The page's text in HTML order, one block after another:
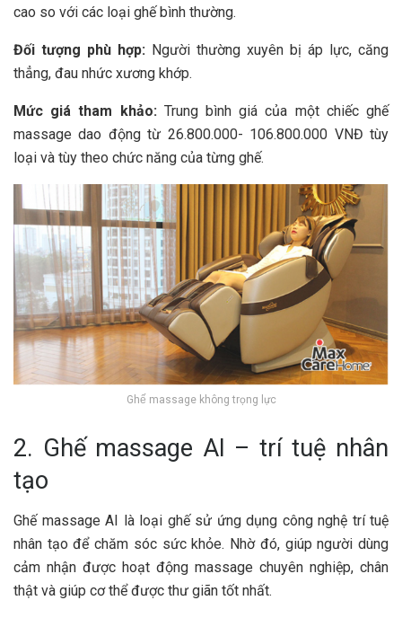
cao so với các loại ghế bình thường.
Đối tượng phù hợp: Người thường xuyên bị áp lực, căng
thẳng, đau nhức xương khớp.
Mức giá tham khảo:Trung bình giá của một chiếc ghế
massage dao động từ 26.800.000- 106.800.000 VNĐ tùy
loại và tùy theo chức năng của từng ghế.
Ghế massage không trọng lực
2. Ghế massage AI – trí tuệ nhân
tạo
Ghế massage AI là loại ghế sử ứng dụng công nghệ trí tuệ
nhân tạo để chăm sóc sức khỏe. Nhờ đó, giúp người dùng
cảm nhận được hoạt động massage chuyên nghiệp, chân
thật và giúp cơ thể được thư giãn tốt nhất.